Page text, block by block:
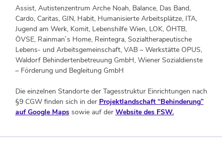
Assist, Autistenzentrum Arche Noah, Balance, Das Band,
Cardo, Caritas, GIN, Habit, Humanisierte Arbeitsplätze, ITA,
Jugend am Werk, Komit, Lebenshilfe Wien, LOK, ÖHTB,
ÖVSE, Rainman`s Home, Reintegra, Sozialtherapeutische
Lebens- und Arbeitsgemeinschaft, VAB – Werkstätte OPUS,
Waldorf Behindertenbetreuung GmbH, Wiener Sozialdienste
– Förderung und Begleitung GmbH
Die einzelnen Standorte der Tagesstruktur Einrichtungen nach
§9 CGW finden sich in der Projektlandschaft “Behinderung”
auf Google Mapssowie auf der Website des FSW.